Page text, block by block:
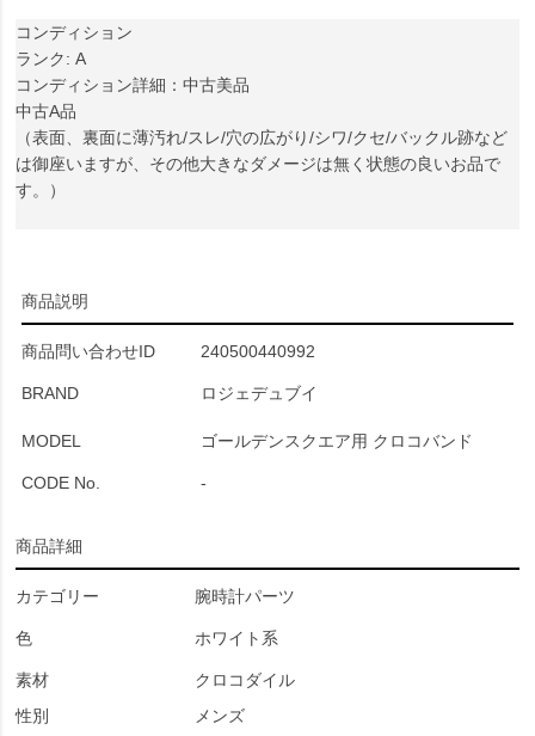
コンディション
ランク: A
コンディション詳細：中古美品
中古A品
（表面、裏面に薄汚れ/スレ/穴の広がり/シワ/クセ/バックル跡など
は御座いますが、その他大きなダメージは無く状態の良いお品で
す。）
商品説明
商品問い合わせID 240500440992
BRAND ロジェデュブイ
MODEL ゴールデンスクエア用 クロコバンド
CODE No. -
商品詳細
カテゴリー 腕時計パーツ
色 ホワイト系
素材
クロコダイル
性別
メンズ